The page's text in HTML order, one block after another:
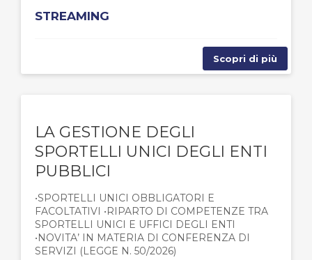
STREAMING
Scopri di più
LA GESTIONE DEGLI
SPORTELLI UNICI DEGLI ENTI
PUBBLICI
•SPORTELLI UNICI OBBLIGATORI E
FACOLTATIVI •RIPARTO DI COMPETENZE TRA
SPORTELLI UNICI E UFFICI DEGLI ENTI
•NOVITA’ IN MATERIA DI CONFERENZA DI
SERVIZI (LEGGE N. 50/2026)